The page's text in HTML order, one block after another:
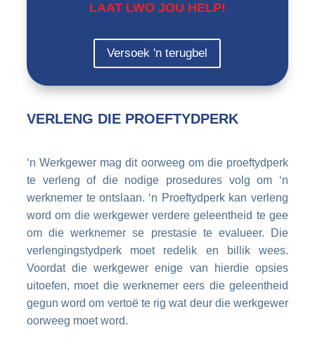
LAAT LWO JOU HELP!
Versoek 'n terugbel
VERLENG DIE PROEFTYDPERK
‘n Werkgewer mag dit oorweeg om die proeftydperk
te verleng of die nodige prosedures volg om ‘n
werknemer te ontslaan. ‘n Proeftydperk kan verleng
word om die werkgewer verdere geleentheid te gee
om die werknemer se prestasie te evalueer. Die
verlengingstydperk moet redelik en billik wees.
Voordat die werkgewer enige van hierdie opsies
uitoefen, moet die werknemer eers die geleentheid
gegun word om vertoë te rig wat deur die werkgewer
oorweeg moet word.